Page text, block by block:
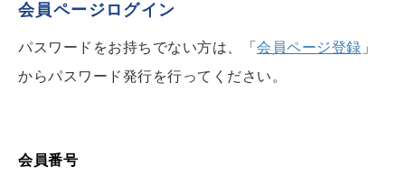
会員ページログイン
パスワードをお持ちでない方は、「 会員ページ登録 」
からパスワード発行を行ってください。
会員番号